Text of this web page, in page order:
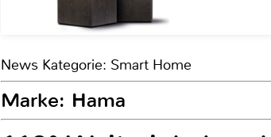
News Kategorie: Smart Home
Marke: Hama